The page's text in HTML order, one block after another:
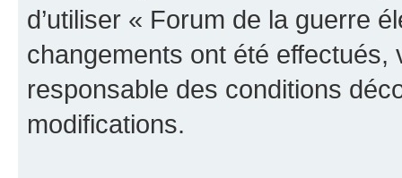
d’utiliser « Forum de la guerre
changements ont été effectués,
responsable des conditions
modifications.